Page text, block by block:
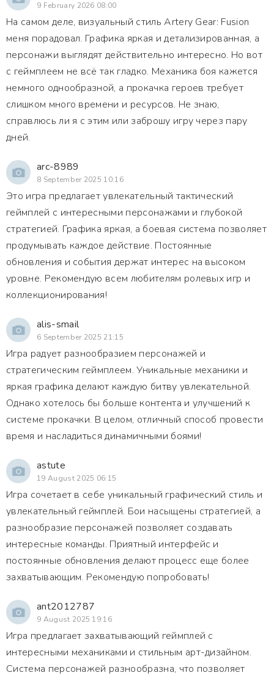
9 February 2026 08:00
На самом деле, визуальный стиль Artery Gear: Fusion
меня порадовал. Графика яркая и детализированная, а
персонажи выглядят действительно интересно. Но вот
с геймплеем не всё так гладко. Механика боя кажется
немного однообразной, а прокачка героев требует
слишком много времени и ресурсов. Не знаю,
справлюсь ли я с этим или заброшу игру через пару
дней.
arc-8989
8 September 2025 10:16
Это игра предлагает увлекательный тактический
геймплей с интересными персонажами и глубокой
стратегией. Графика яркая, а боевая система позволяет
продумывать каждое действие. Постоянные
обновления и события держат интерес на высоком
уровне. Рекомендую всем любителям ролевых игр и
коллекционирования!
alis-smail
6 September 2025 21:15
Игра радует разнообразием персонажей и
стратегическим геймплеем. Уникальные механики и
яркая графика делают каждую битву увлекательной.
Однако хотелось бы больше контента и улучшений к
системе прокачки. В целом, отличный способ провести
время и насладиться динамичными боями!
astute
19 August 2025 06:15
Игра сочетает в себе уникальный графический стиль и
увлекательный геймплей. Бои насыщены стратегией, а
разнообразие персонажей позволяет создавать
интересные команды. Приятный интерфейс и
постоянные обновления делают процесс еще более
захватывающим. Рекомендую попробовать!
ant2012787
9 August 2025 19:16
Игра предлагает захватывающий геймплей с
интересными механиками и стильным арт-дизайном.
Система персонажей разнообразна, что позволяет